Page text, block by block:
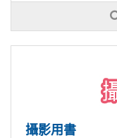
攝影用書